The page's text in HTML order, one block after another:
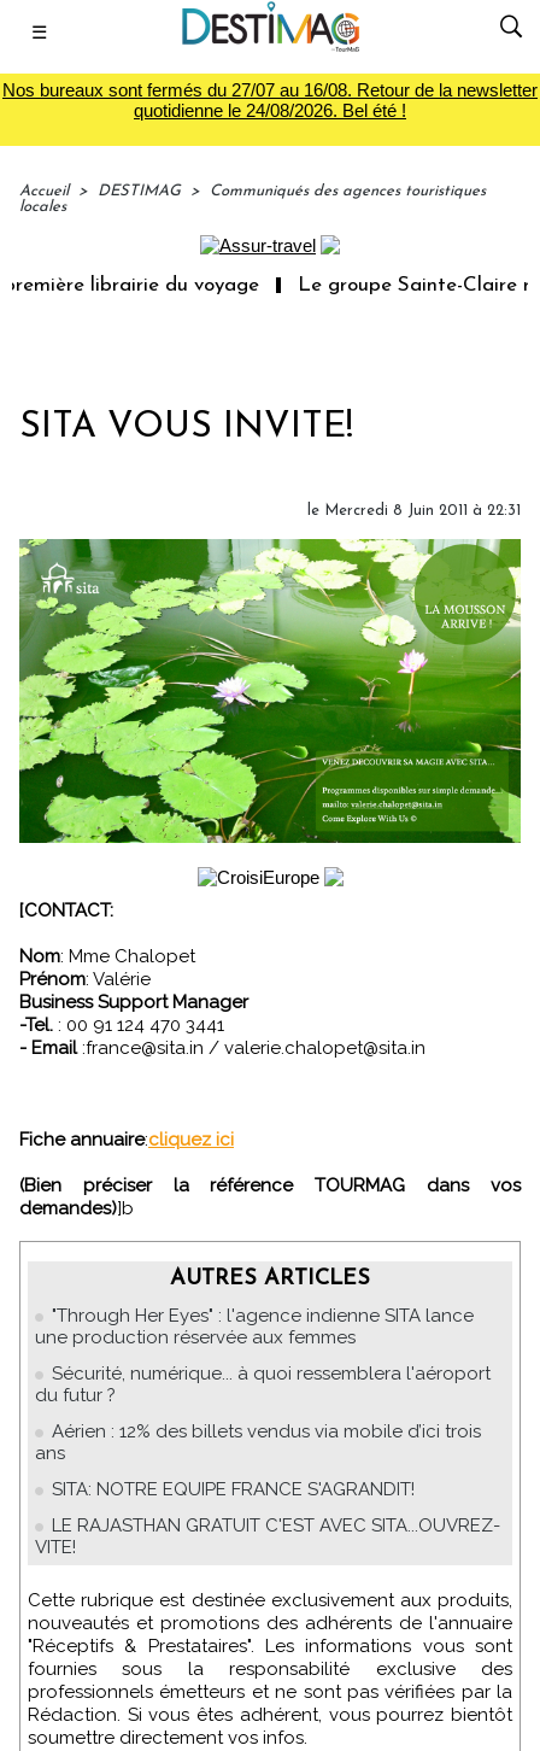
☰
Nos bureaux sont fermés du 27/07 au 16/08. Retour de la newsletter
quotidienne le 24/08/2026. Bel été !
Accueil > DESTIMAG >
Communiqués des agences touristiques
locales
librairie du voyage Le groupe Sainte-Claire
SITA VOUS INVITE!
le Mercredi 8 Juin 2011 à 22:31
[CONTACT:
Nom: Mme Chalopet
Prénom: Valérie
Business Support Manager
-Tel. : 00 91 124 470 3441
- Email:france@sita.in / valerie.chalopet@sita.in
Fiche annuaire:cliquez ici
(Bien préciser la référence TOURMAG dans vos
demandes)]b
AUTRES ARTICLES
"Through Her Eyes" : l'agence indienne SITA lance
une production réservée aux femmes
Sécurité, numérique... à quoi ressemblera l'aéroport
du futur ?
Aérien : 12% des billets vendus via mobile d’ici trois
ans
SITA: NOTRE EQUIPE FRANCE S'AGRANDIT!
LE RAJASTHAN GRATUIT C'EST AVEC SITA...OUVREZ-
VITE!
Cette rubrique est destinée exclusivement aux produits,
nouveautés et promotions des adhérents de l'annuaire
"Réceptifs & Prestataires". Les informations vous sont
fournies sous la responsabilité exclusive des
professionnels émetteurs et ne sont pas vérifiées par la
Rédaction. Si vous êtes adhérent, vous pourrez bientôt
soumettre directement vos infos.